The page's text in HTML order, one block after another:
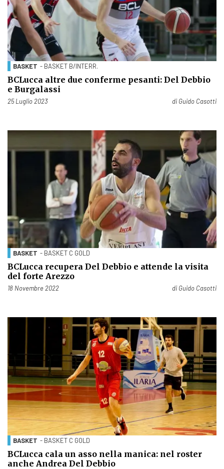
BASKET - BASKET B/INTERR.
BCLucca altre due conferme pesanti: Del Debbio
e Burgalassi
Pubblicato il
25 Luglio 2023 di Guido Casotti
BASKET - BASKET C GOLD
BCLucca recupera Del Debbio e attende la visita
del forte Arezzo
Pubblicato il
18 Novembre 2022 di Guido Casotti
BASKET - BASKET C GOLD
BCLucca cala un asso nella manica: nel roster
anche Andrea Del Debbio